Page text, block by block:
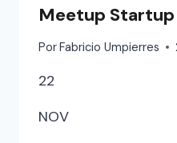
Meetup Startup
PorFabricio Umpierres
22
NOV